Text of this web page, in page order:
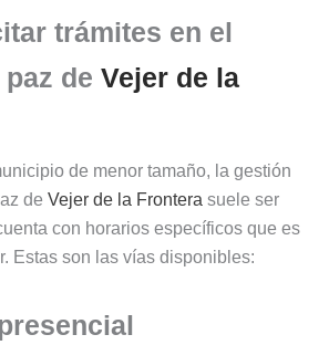
trámites en el
de Vejer de la
de menor tamaño, la gestión
de Vejer de la Frontera suele ser
con horarios específicos que es
Estas son las vías disponibles: